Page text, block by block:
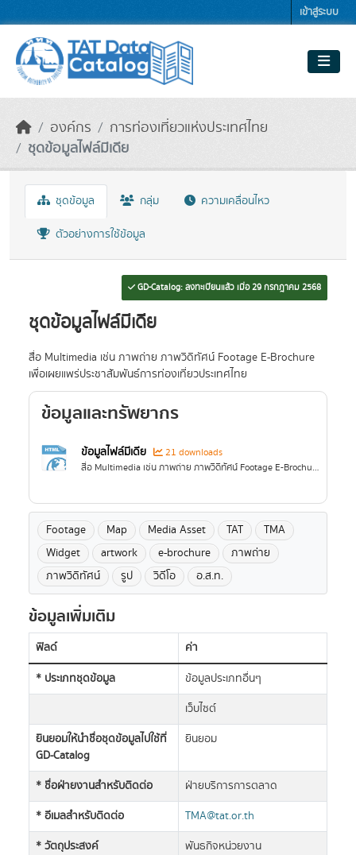
เข้าสู่ระบบ
องค์กร
การท่องเที่ยวแห่งประเทศไทย
ชุดข้อมูลไฟล์มีเดีย
ชุดข้อมูล กลุ่ม ความเคลื่อนไหว
ตัวอย่างการใช้ข้อมูล
GD-Catalog: ลงทะเบียนแล้ว เมื่อ 29 กรกฎาคม 2568
ชุดข้อมูลไฟล์มีเดีย
สื่อ Multimedia เช่น ภาพถ่าย ภาพวิดิทัศน์ Footage E-Brochure
เพื่อเผยแพร่ประชาสัมพันธ์การท่องเที่ยวประเทศไทย
ข้อมูลและทรัพยากร
ข้อมูลไฟล์มีเดีย
21 downloads
สื่อ Multimedia เช่น ภาพถ่าย ภาพวิดิทัศน์ Footage E-Brochure เพื่อเผยแพร่ประชาสัมพันธ์การท่องเที่ยวประเทศไทย
Footage Map Media Asset TAT
TMA
Widget
artwork e-brochure
ภาพถ่าย
ภาพวิดิทัศน์
รูป วิดีโอ อ.ส.ท.
ข้อมูลเพิ่มเติม
ฟิลด์
ค่า
* ประเภทชุดข้อมูล
ข้อมูลประเภทอื่นๆ
เว็บไซต์
ยินยอมให้นำชื่อชุดข้อมูลไปใช้ที่
GD-Catalog
ยินยอม
* ชื่อฝ่ายงานสำหรับติดต่อ
ฝ่ายบริการการตลาด
* อีเมลสำหรับติดต่อ
TMA@tat.or.th
* วัตถุประสงค์
พันธกิจหน่วยงาน